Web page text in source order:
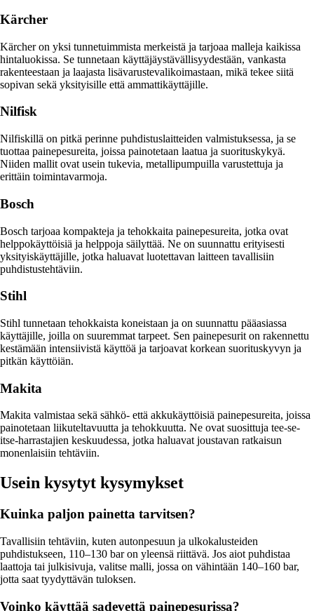
Kärcher
Kärcher on yksi tunnetuimmista merkeistä ja tarjoaa malleja kaikissa
hintaluokissa. Se tunnetaan käyttäjäystävällisyydestään, vankasta
rakenteestaan ja laajasta lisävarustevalikoimastaan, mikä tekee siitä
sopivan sekä yksityisille että ammattikäyttäjille.
Nilfisk
Nilfiskillä on pitkä perinne puhdistuslaitteiden valmistuksessa, ja se
tuottaa painepesureita, joissa painotetaan laatua ja suorituskykyä.
Niiden mallit ovat usein tukevia, metallipumpuilla varustettuja ja
erittäin toimintavarmoja.
Bosch
Bosch tarjoaa kompakteja ja tehokkaita painepesureita, jotka ovat
helppokäyttöisiä ja helppoja säilyttää. Ne on suunnattu erityisesti
yksityiskäyttäjille, jotka haluavat luotettavan laitteen tavallisiin
puhdistustehtäviin.
Stihl
Stihl tunnetaan tehokkaista koneistaan ja on suunnattu pääasiassa
käyttäjille, joilla on suuremmat tarpeet. Sen painepesurit on rakennettu
kestämään intensiivistä käyttöä ja tarjoavat korkean suorituskyvyn ja
pitkän käyttöiän.
Makita
Makita valmistaa sekä sähkö- että akkukäyttöisiä painepesureita, joissa
painotetaan liikuteltavuutta ja tehokkuutta. Ne ovat suosittuja tee-se-
itse-harrastajien keskuudessa, jotka haluavat joustavan ratkaisun
monenlaisiin tehtäviin.
Usein kysytyt kysymykset
Kuinka paljon painetta tarvitsen?
Tavallisiin tehtäviin, kuten autonpesuun ja ulkokalusteiden
puhdistukseen, 110–130 bar on yleensä riittävä. Jos aiot puhdistaa
laattoja tai julkisivuja, valitse malli, jossa on vähintään 140–160 bar,
jotta saat tyydyttävän tuloksen.
Voinko käyttää sadevettä painepesurissa?